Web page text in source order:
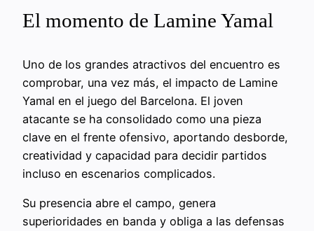
El momento de Lamine Yamal
Uno de los grandes atractivos del encuentro es
comprobar, una vez más, el impacto de Lamine
Yamal en el juego del Barcelona. El joven
atacante se ha consolidado como una pieza
clave en el frente ofensivo, aportando desborde,
creatividad y capacidad para decidir partidos
incluso en escenarios complicados.
Su presencia abre el campo, genera
superioridades en banda y obliga a las defensas